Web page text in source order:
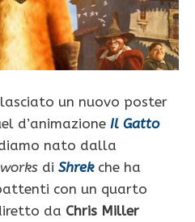
un nuovo poster
d’animazione Il Gatto
nato dalla
di Shrekche ha
con un quarto
da Chris Miller